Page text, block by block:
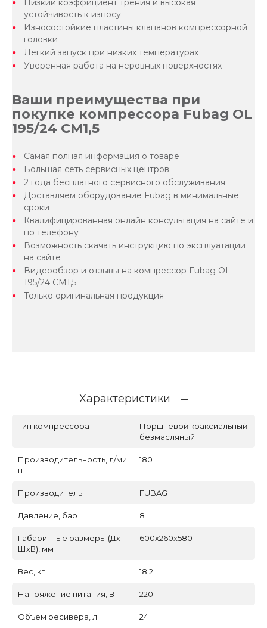
Низкий коэффициент трения и высокая
устойчивость к износу
Износостойкие пластины клапанов компрессорной
головки
Легкий запуск при низких температурах
Уверенная работа на неровных поверхностях
Ваши преимущества при
покупке компрессора Fubag OL
195/24 CM1,5
Самая полная информация о товаре
Большая сеть сервисных центров
2 года бесплатного сервисного обслуживания
Доставляем оборудование Fubag в минимальные
сроки
Квалифицированная онлайн консультация на сайте и
по телефону
Возможность скачать инструкцию по эксплуатации
на сайте
Видеообзор и отзывы на компрессор Fubag OL
195/24 CM1,5
Только оригинальная продукция
Характеристики
Тип компрессора
Поршневой коаксиальный
безмасляный
Производительность, л/ми
н
180
Производитель FUBAG
Давление, бар 8
Габаритные размеры (Дх
ШхВ), мм
600х260х580
Вес, кг 18.2
Напряжение питания, В 220
Объем ресивера, л 24